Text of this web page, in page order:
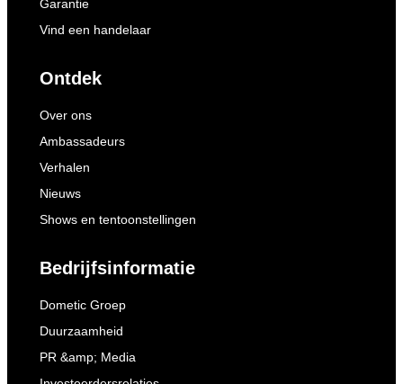
Garantie
Vind een handelaar
Ontdek
Over ons
Ambassadeurs
Verhalen
Nieuws
Shows en tentoonstellingen
Bedrijfsinformatie
Dometic Groep
Duurzaamheid
PR &amp; Media